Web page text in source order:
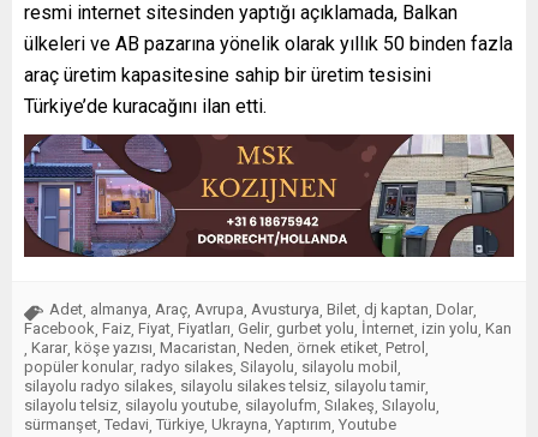
resmi internet sitesinden yaptığı açıklamada, Balkan
ülkeleri ve AB pazarına yönelik olarak yıllık 50 binden fazla
araç üretim kapasitesine sahip bir üretim tesisini
Türkiye’de kuracağını ilan etti.
Adet, almanya, Araç, Avrupa, Avusturya, Bilet, dj kaptan, Dolar,
Facebook, Faiz, Fiyat, Fiyatları, Gelir, gurbet yolu, İnternet, izin yolu, Kan
, Karar, köşe yazısı, Macaristan, Neden, örnek etiket, Petrol ,
popüler konular, radyo silakes, Silayolu, silayolu mobil ,
silayolu radyo silakes, silayolu silakes telsiz, silayolu tamir,
silayolu telsiz, silayolu youtube, silayolufm, Sılakeş, Sılayolu,
sürmanşet, Tedavi, Türkiye, Ukrayna, Yaptırım, Youtube